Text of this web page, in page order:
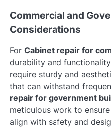
Commercial and
Considerations
For Cabinet repair for
durability and functionality
require sturdy and
that can withstand
repair for government
meticulous work to
align with safety and